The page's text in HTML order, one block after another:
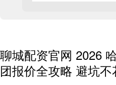
聊城配资官网 2026
团报价全攻略 避坑不